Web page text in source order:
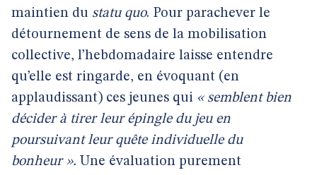
maintien du statu quo. Pour parachever le
détournement de sens de la mobilisation
collective, l’hebdomadaire laisse entendre
qu’elle est ringarde, en évoquant (en
applaudissant) ces jeunes qui « semblent bien
décider à tirer leur épingle du jeu en
poursuivant leur quête individuelle du
bonheur ». Une évaluation purement